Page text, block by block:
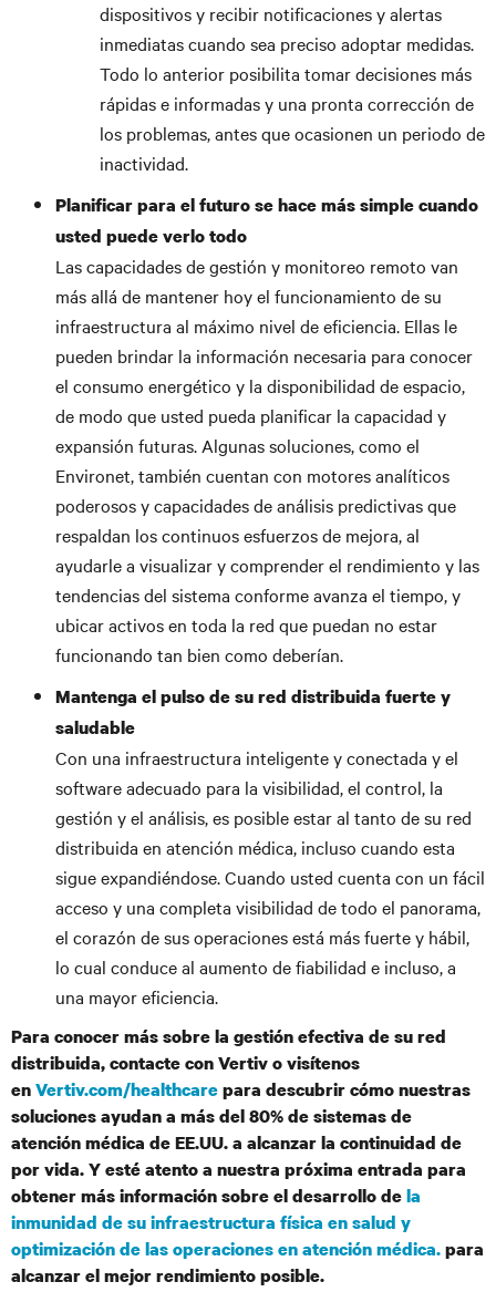
dispositivos y recibir notificaciones y alertas
inmediatas cuando sea preciso adoptar medidas.
Todo lo anterior posibilita tomar decisiones más
rápidas e informadas y una pronta corrección de
los problemas, antes que ocasionen un periodo de
inactividad.
Planificar para el futuro se hace más simple cuando
usted puede verlo todo
Las capacidades de gestión y monitoreo remoto van
más allá de mantener hoy el funcionamiento de su
infraestructura al máximo nivel de eficiencia. Ellas le
pueden brindar la información necesaria para conocer
el consumo energético y la disponibilidad de espacio,
de modo que usted pueda planificar la capacidad y
expansión futuras. Algunas soluciones, como el
Environet, también cuentan con motores analíticos
poderosos y capacidades de análisis predictivas que
respaldan los continuos esfuerzos de mejora, al
ayudarle a visualizar y comprender el rendimiento y las
tendencias del sistema conforme avanza el tiempo, y
ubicar activos en toda la red que puedan no estar
funcionando tan bien como deberían.
Mantenga el pulso de su red distribuida fuerte y
saludable
Con una infraestructura inteligente y conectada y el
software adecuado para la visibilidad, el control, la
gestión y el análisis, es posible estar al tanto de su red
distribuida en atención médica, incluso cuando esta
sigue expandiéndose. Cuando usted cuenta con un fácil
acceso y una completa visibilidad de todo el panorama,
el corazón de sus operaciones está más fuerte y hábil,
lo cual conduce al aumento de fiabilidad e incluso, a
una mayor eficiencia.
Para conocer más sobre la gestión efectiva de su red
distribuida, contacte con Vertiv o visítenos
enVertiv.com/healthcarepara descubrir cómo nuestras
soluciones ayudan a más del 80% de sistemas de
atención médica de EE.UU. a alcanzar la continuidad de
por vida. Y esté atento a nuestra próxima entrada para
obtener más información sobre el desarrollo dela
inmunidad de su infraestructura física en salud y
optimización de las operaciones en atención médica.para
alcanzar el mejor rendimiento posible.